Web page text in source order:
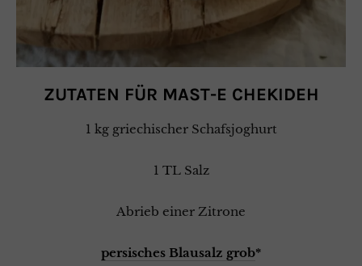
ZUTATEN FÜR MAST-E CHEKIDEH
1 kg griechischer Schafsjoghurt
1 TL Salz
Abrieb einer Zitrone
persisches Blausalz grob*